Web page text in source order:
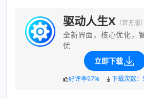
驱动人生X （官方版）
全新界面，核心优化，
忧
立即下载
好评率97% 下载次数